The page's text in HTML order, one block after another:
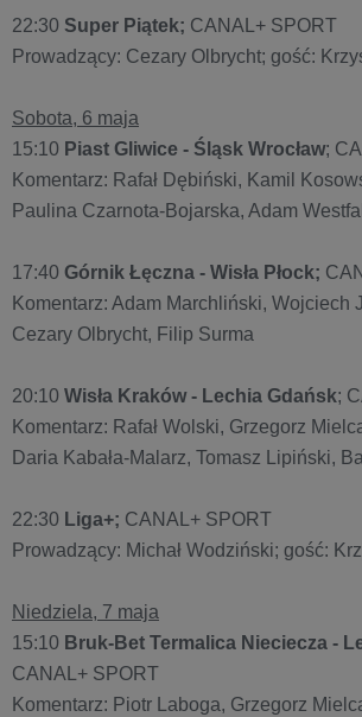
22:30 Super Piątek; CANAL+ SPORT
Prowadzący: Cezary Olbrycht; gość:
Sobota, 6 maja
15:10 Piast Gliwice - Śląsk Wrocław;
Komentarz: Rafał Dębiński, Kamil
Paulina Czarnota-Bojarska, Adam Westfal
17:40 Górnik Łęczna - Wisła Płock;
Komentarz: Adam Marchliński, Wojciech
Cezary Olbrycht, Filip Surma
20:10 Wisła Kraków - Lechia Gdańsk;
Komentarz: Rafał Wolski, Grzegorz
Daria Kabała-Malarz, Tomasz Lipiński,
22:30 Liga+; CANAL+ SPORT
Prowadzący: Michał Wodziński; gość:
Niedziela, 7 maja
15:10 Bruk-Bet Termalica Nieciecza -
CANAL+ SPORT
Komentarz: Piotr Laboga, Grzegorz